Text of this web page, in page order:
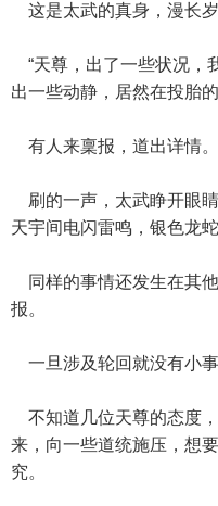
这是太武的真身，漫长岁
“天尊，出了一些状况，
出一些动静，居然在投胎
有人来稟报，道出详情。
刷的一声，太武睁开眼
天宇间电闪雷鸣，银色龙
同样的事情还发生在其
报。
一旦涉及轮回就没有小事
不知道几位天尊的态度
来，向一些道统施压，想
究。